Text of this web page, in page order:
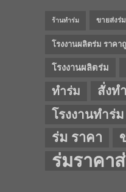
ร้านทำร่ม ขายส่งร่
โรงงานผลิตร่ม ราคา
โรงงานผลิตร่ม
ทำร่ม
สั่งท
โรงงานทำร่ม
ร่ม ราคา
ร่มราคา